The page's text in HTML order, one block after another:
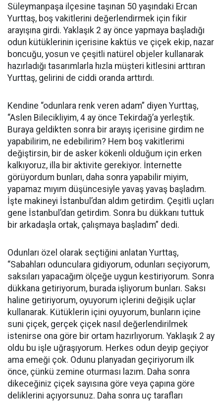
Süleymanpaşa ilçesine taşınan 50 yaşındaki Ercan
Yurttaş, boş vakitlerini değerlendirmek için fikir
arayışına girdi. Yaklaşık 2 ay önce yapmaya başladığı
odun kütüklerinin içerisine kaktüs ve çiçek ekip, nazar
boncuğu, yosun ve çeşitli natürel objeler kullanarak
hazırladığı tasarımlarla hızla müşteri kitlesini arttıran
Yurttaş, gelirini de ciddi oranda arttırdı.
Kendine “odunlara renk veren adam” diyen Yurttaş,
“Aslen Bilecikliyim, 4 ay önce Tekirdağ’a yerleştik.
Buraya geldikten sonra bir arayış içerisine girdim ne
yapabilirim, ne edebilirim? Hem boş vakitlerimi
değiştirsin, bir de asker kökenli olduğum için erken
kalkıyoruz, illa bir aktivite gerekiyor. İnternette
görüyordum bunları, daha sonra yapabilir miyim,
yapamaz mıyım düşüncesiyle yavaş yavaş başladım.
İşte makineyi İstanbul’dan aldım getirdim. Çeşitli uçları
gene İstanbul’dan getirdim. Sonra bu dükkanı tuttuk
bir arkadaşla ortak, çalışmaya başladım” dedi.
Odunları özel olarak seçtiğini anlatan Yurttaş,
“Sabahları odunculara gidiyorum, odunları seçiyorum,
saksıları yapacağım ölçeğe uygun kestiriyorum. Sonra
dükkana getiriyorum, burada işliyorum bunları. Saksı
haline getiriyorum, oyuyorum içlerini değişik uçlar
kullanarak. Kütüklerin içini oyuyorum, bunların içine
suni çiçek, gerçek çiçek nasıl değerlendirilmek
istenirse ona göre bir ortam hazırlıyorum. Yaklaşık 2 ay
oldu bu işle uğraşıyorum. Herkes odun deyip geçiyor
ama emeği çok. Odunu planyadan geçiriyorum ilk
önce, çünkü zemine oturması lazım. Daha sonra
dikeceğiniz çiçek sayısına göre veya çapına göre
deliklerini açıyorsunuz. Daha sonra uç tarafları